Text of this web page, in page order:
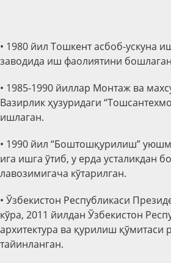
• 1980 йил Тошкент асбоб-ускуна
заводида иш фаолиятини бошлаган
• 1985-1990 йиллар Монтаж ва
Вазирлик ҳузуридаги
ишлаган.
• 1990 йил “Боштошқурилиш”
ига ишга ўтиб, у ерда усталикдан
лавозимигача кўтарилган.
• Ўзбекистон Республикаси
кўра, 2011 йилдан Ўзбекистон
архитектура ва қурилиш қўмитаси
тайинланган.